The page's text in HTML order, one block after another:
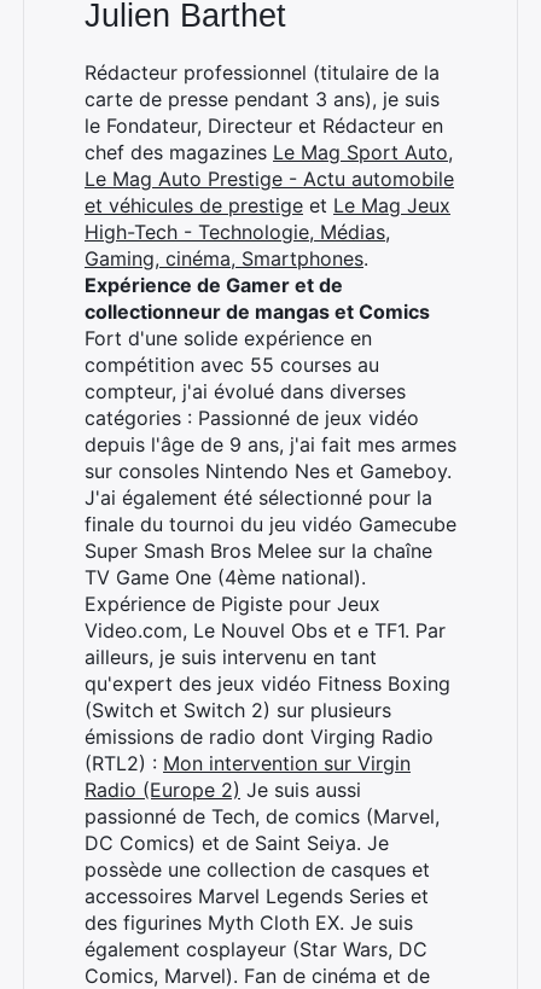
Julien Barthet
Rédacteur professionnel (titulaire de la
carte de presse pendant 3 ans), je suis
le Fondateur, Directeur et Rédacteur en
chef des magazines Le Mag Sport Auto,
Le Mag Auto Prestige - Actu automobile
et véhicules de prestige et Le Mag Jeux
High-Tech - Technologie, Médias,
Gaming, cinéma, Smartphones.
Expérience de Gamer et de
collectionneur de mangas et Comics
Fort d'une solide expérience en
compétition avec 55 courses au
compteur, j'ai évolué dans diverses
catégories : Passionné de jeux vidéo
depuis l'âge de 9 ans, j'ai fait mes armes
sur consoles Nintendo Nes et Gameboy.
J'ai également été sélectionné pour la
finale du tournoi du jeu vidéo Gamecube
Super Smash Bros Melee sur la chaîne
TV Game One (4ème national).
Expérience de Pigiste pour Jeux
Video.com, Le Nouvel Obs et e TF1. Par
ailleurs, je suis intervenu en tant
qu'expert des jeux vidéo Fitness Boxing
(Switch et Switch 2) sur plusieurs
émissions de radio dont Virging Radio
(RTL2) : Mon intervention sur Virgin
Radio (Europe 2) Je suis aussi
passionné de Tech, de comics (Marvel,
DC Comics) et de Saint Seiya. Je
possède une collection de casques et
accessoires Marvel Legends Series et
des figurines Myth Cloth EX. Je suis
également cosplayeur (Star Wars, DC
Comics, Marvel). Fan de cinéma et de
Rechercher